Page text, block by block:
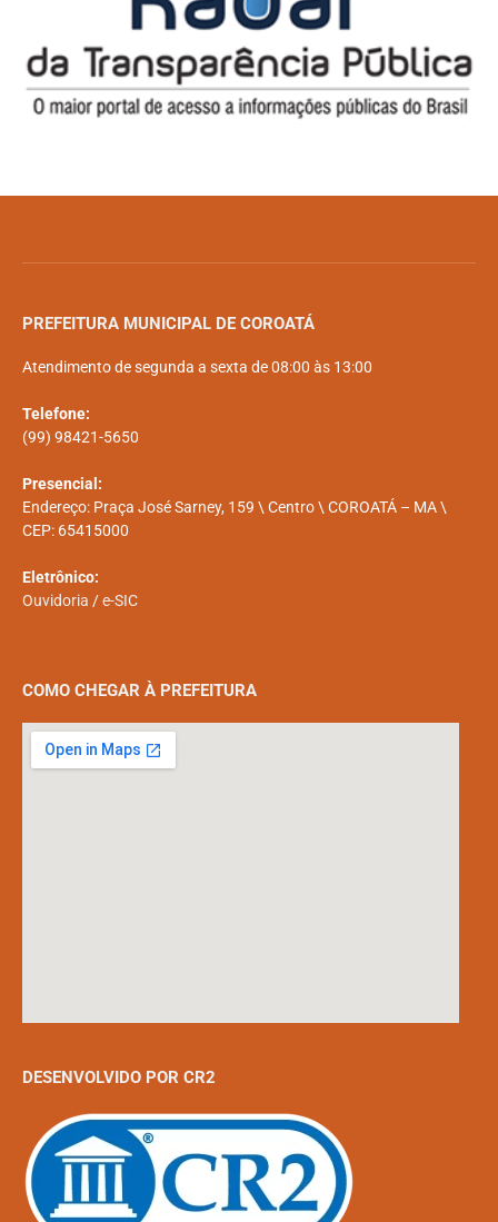
PREFEITURA MUNICIPAL DE COROATÁ
Atendimento de segunda a sexta de 08:00 às 13:00
Telefone:
(99) 98421-5650
Presencial:
Endereço: Praça José Sarney, 159 \ Centro \ COROATÁ – MA \
CEP: 65415000
Eletrônico:
Ouvidoria /e-SIC
COMO CHEGAR À PREFEITURA
DESENVOLVIDO POR CR2